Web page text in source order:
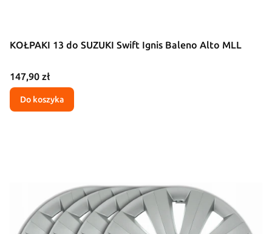
KOŁPAKI 13 do SUZUKI Swift Ignis Baleno Alto MLL
Cena
147,90 zł
Do koszyka